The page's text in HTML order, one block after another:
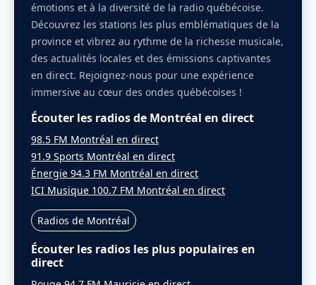
émotions et à la diversité de la radio québécoise.
Découvrez les stations les plus emblématiques de la
province et vibrez au rythme de la richesse musicale,
des actualités locales et des émissions captivantes
en direct. Rejoignez-nous pour une expérience
immersive au cœur des ondes québécoises !
Écouter les radios de Montréal en direct
98.5 FM Montréal en direct
91.9 Sports Montréal en direct
Énergie 94.3 FM Montréal en direct
ICI Musique 100.7 FM Montréal en direct
Radios de Montréal
Écouter les radios les plus populaires en
direct